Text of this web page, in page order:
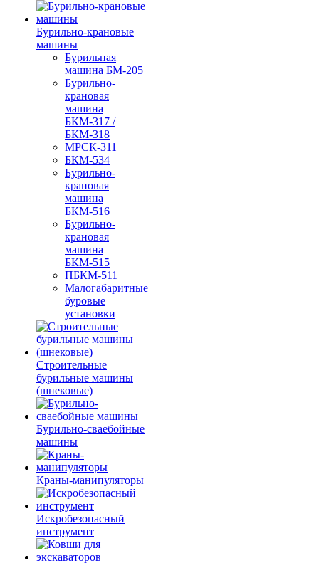
Бурильно-крановые
машины
Бурильная
машина БМ-205
Бурильно-
крановая
машина
БКМ-317 /
БКМ-318
МРСК-311
БКМ-534
Бурильно-
крановая
машина
БКМ-516
Бурильно-
крановая
машина
БКМ-515
ПБКМ-511
Малогабаритные
буровые
установки
Строительные
бурильные машины
(шнековые)
Бурильно-сваебойные
машины
Краны-манипуляторы
Искробезопасный
инструмент